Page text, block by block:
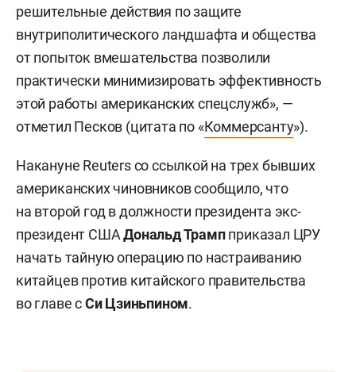
решительные действия по защите
внутриполитического ландшафта и общества
от попыток вмешательства позволили
практически минимизировать эффективность
этой работы американских спецслужб», —
отметил Песков (цитата по «Коммерсанту»).
Накануне Reuters со ссылкой на трех бывших
американских чиновников сообщило, что
на второй год в должности президента экс-
президент СШАДональд Трампприказал ЦРУ
начать тайную операцию по настраиванию
китайцев против китайского правительства
во главе сСи Цзиньпином.